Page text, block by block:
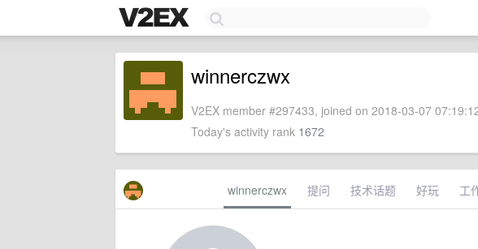
winnerczwx
V2EX member #297433, joined on 2018-03-07
Today's activity rank 1672
winnerczwx 提问 技术话题 好玩 工